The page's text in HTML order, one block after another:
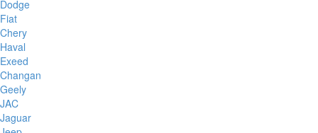
Dodge
Fiat
Chery
Haval
Exeed
Changan
Geely
JAC
Jaguar